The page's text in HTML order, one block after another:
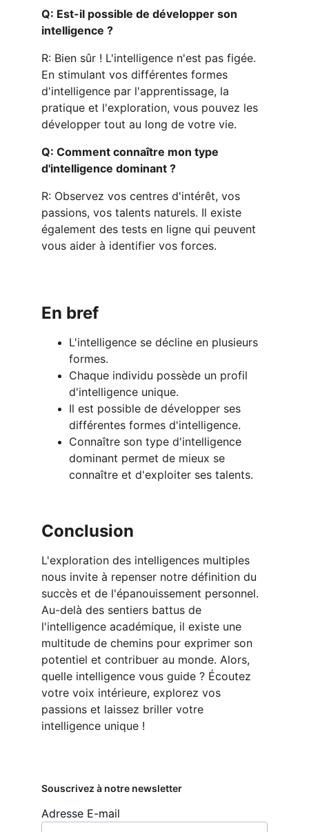
Q: Est-il possible de développer son
intelligence ?
R: Bien sûr ! L'intelligence n'est pas figée.
En stimulant vos différentes formes
d'intelligence par l'apprentissage, la
pratique et l'exploration, vous pouvez les
développer tout au long de votre vie.
Q: Comment connaître mon type
d'intelligence dominant ?
R: Observez vos centres d'intérêt, vos
passions, vos talents naturels. Il existe
également des tests en ligne qui peuvent
vous aider à identifier vos forces.
En bref
L'intelligence se décline en plusieurs
formes.
Chaque individu possède un profil
d'intelligence unique.
Il est possible de développer ses
différentes formes d'intelligence.
Connaître son type d'intelligence
dominant permet de mieux se
connaître et d'exploiter ses talents.
Conclusion
L'exploration des intelligences multiples
nous invite à repenser notre définition du
succès et de l'épanouissement personnel.
Au-delà des sentiers battus de
l'intelligence académique, il existe une
multitude de chemins pour exprimer son
potentiel et contribuer au monde. Alors,
quelle intelligence vous guide ? Écoutez
votre voix intérieure, explorez vos
passions et laissez briller votre
intelligence unique !
Adresse E-mail
Souscrivez à notre newsletter